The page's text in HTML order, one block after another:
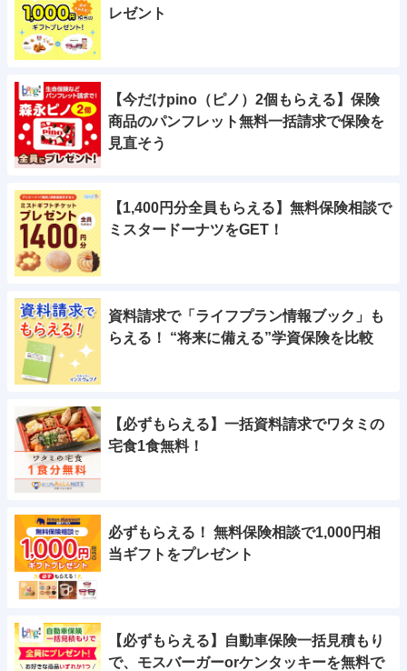
レゼント
【今だけpino（ピノ）2個もらえる】保険
商品のパンフレット無料一括請求で保険を
見直そう
【1,400円分全員もらえる】無料保険相談で
ミスタードーナツをGET！
資料請求で「ライフプラン情報ブック」も
らえる！ “将来に備える”学資保険を比較
【必ずもらえる】一括資料請求でワタミの
宅食1食無料！
必ずもらえる！ 無料保険相談で1,000円相
当ギフトをプレゼント
【必ずもらえる】自動車保険一括見積もり
で、モスバーガーorケンタッキーを無料で